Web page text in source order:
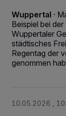
Wuppertal ·
Beispiel bei
Wuppertaler
städtisches
Regentag der
genommen
10.05.2026 ,